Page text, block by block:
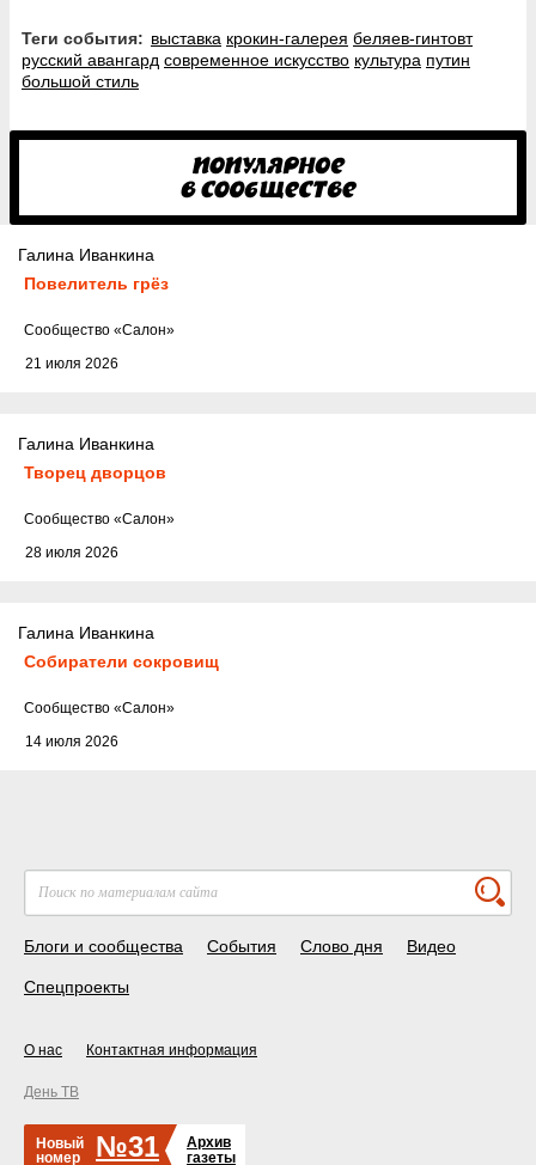
Теги события: выставка крокин-галерея беляев-гинтовт
русский авангард современное искусство культура путин
большой стиль
Галина Иванкина
Повелитель грёз
21 июля 2026
Cообщество «Салон»
Галина Иванкина
Творец дворцов
28 июля 2026
Cообщество «Салон»
Галина Иванкина
Собиратели сокровищ
14 июля 2026
Cообщество «Салон»
Блоги и сообщества События Слово дня Видео
Спецпроекты
О нас Контактная информация
День ТВ
Новый
номер
№31
Архив
газеты